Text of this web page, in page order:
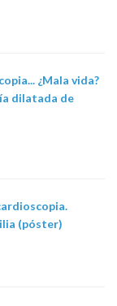
¿Mala vida?
dilatada de
(póster)